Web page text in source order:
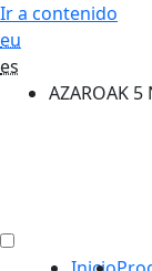
Ir a contenido
eu
es
AZAROAK 5